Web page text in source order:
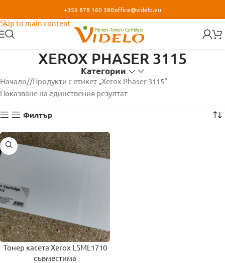
Skip to main content
+359 878 160 380office@videlo.eu
XEROX PHASER 3115
Категории
Начало/ Продукти с етикет „Xerox Phaser 3115“
Показване на единствения резултат
Филтър
Тонер касета Xerox LSML1710
съвместима